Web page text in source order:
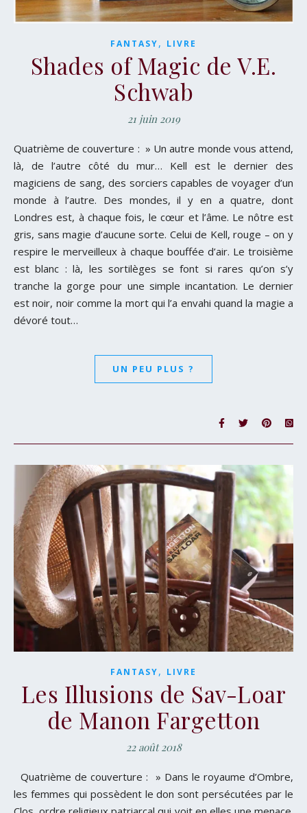
FANTASY, LIVRE
Shades of Magic de V.E.
Schwab
21 juin 2019
Quatrième de couverture : » Un autre monde vous attend,
là, de l’autre côté du mur… Kell est le dernier des
magiciens de sang, des sorciers capables de voyager d’un
monde à l’autre. Des mondes, il y en a quatre, dont
Londres est, à chaque fois, le cœur et l’âme. Le nôtre est
gris, sans magie d’aucune sorte. Celui de Kell, rouge – on y
respire le merveilleux à chaque bouffée d’air. Le troisième
est blanc : là, les sortilèges se font si rares qu’on s’y
tranche la gorge pour une simple incantation. Le dernier
est noir, noir comme la mort qui l’a envahi quand la magie a
dévoré tout…
UN PEU PLUS ?
FANTASY, LIVRE
Les Illusions de Sav-Loar
de Manon Fargetton
22 août 2018
Quatrième de couverture : » Dans le royaume d’Ombre,
les femmes qui possèdent le don sont persécutées par le